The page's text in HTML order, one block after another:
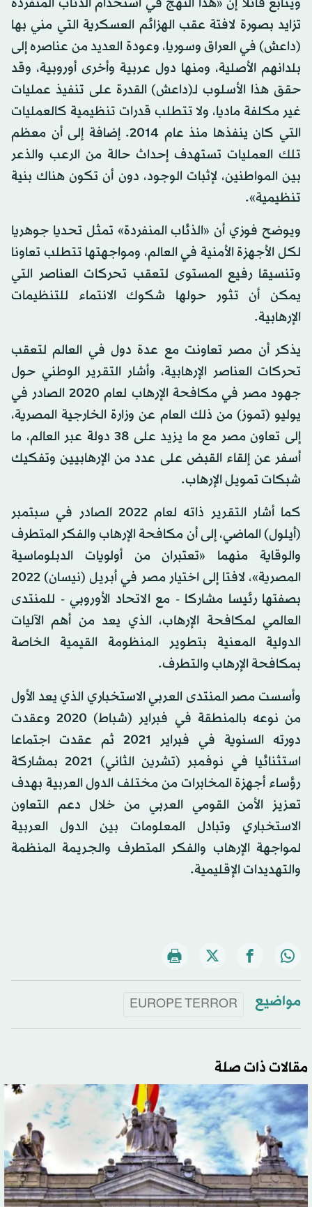
ويتابع قائلا إن «هذا النهج في استخدام الذئاب المنفردة
تزايد بصورة لافتة عقب الهزائم العسكرية التي مني بها
(داعش) في العراق وسوريا، وعودة العديد من عناصره إلى
بلدانهم الأصلية، ومنها دول عربية وأخرى أوروبية، وقد
حقق هذا الأسلوب لـ(داعش) القدرة على تنفيذ عمليات
غير مكلفة ماديا، ولا تتطلب قدرات تنظيمية كالعمليات
التي كان ينفذها منذ عام 2014. إضافة إلى أن معظم
تلك العمليات تستهدف إحداث حالة من الرعب والذعر
بين المواطنين، لإثبات الوجود، دون أن تكون هناك بنية
تنظيمية».
ويوضح فوزي أن «الذئاب المنفردة» تمثل تحديا جوهريا
لكل الأجهزة الأمنية في العالم، ومواجهتها تتطلب تعاونا
وتنسيقا رفيع المستوى لتعقب تحركات العناصر التي
يمكن أن تثور حولها شكوك الانتماء للتنظيمات
الإرهابية.
يذكر أن مصر تعاونت مع عدة دول في العالم لتعقب
تحركات العناصر الإرهابية، وأشار التقرير الوطني حول
جهود مصر في مكافحة الإرهاب لعام 2020 الصادر في
يوليو (تموز) من ذلك العام عن وزارة الخارجية المصرية،
إلى تعاون مصر مع ما يزيد على 38 دولة عبر العالم، ما
أسفر عن إلقاء القبض على عدد من الإرهابيين وتفكيك
شبكات تمويل الإرهاب.
كما أشار التقرير ذاته لعام 2022 الصادر في سبتمبر
(أيلول) الماضي، إلى أن مكافحة الإرهاب والفكر المتطرف
والوقاية منهما «تعتبران من أولويات الدبلوماسية
المصرية»، لافتا إلى اختيار مصر في أبريل (نيسان) 2022
بصفتها رئيسا مشاركا - مع الاتحاد الأوروبي - للمنتدى
العالمي لمكافحة الإرهاب، الذي يعد من أهم الآليات
الدولية المعنية بتطوير المنظومة القيمية الخاصة
بمكافحة الإرهاب والتطرف.
وأسست مصر المنتدى العربي الاستخباري الذي يعد الأول
من نوعه بالمنطقة في فبراير (شباط) 2020 وعقدت
دورته السنوية في فبراير 2021 ثم عقدت اجتماعا
استثنائيا في نوفمبر (تشرين الثاني) 2021 بمشاركة
رؤساء أجهزة المخابرات من مختلف الدول العربية بهدف
تعزيز الأمن القومي العربي من خلال دعم التعاون
الاستخباري وتبادل المعلومات بين الدول العربية
لمواجهة الإرهاب والفكر المتطرف والجريمة المنظمة
والتهديدات الإقليمية.
مواضيع EUROPE TERROR
مقالات ذات صلة